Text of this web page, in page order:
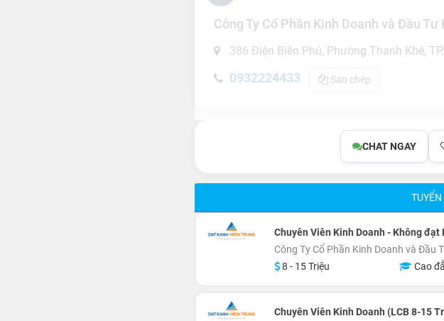
Công Ty Cổ Phần Kinh Doanh và Đầu
386 Điện Biên Phủ, Phường Thanh Khê,
0932224433 Sao chép
CHAT NGAY
Chuyên Viên Kinh Doanh - Không
Công Ty Cổ Phần Kinh Doanh và Đầu
8 - 15 Triệu
Cao
Chuyên Viên Kinh Doanh (LCB 8-15